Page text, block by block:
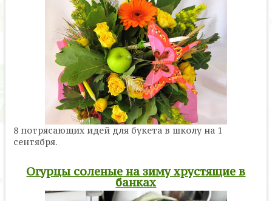
8 потрясающих идей для букета в школу на 1
сентября.
Огурцы соленые на зиму хрустящие в
банках